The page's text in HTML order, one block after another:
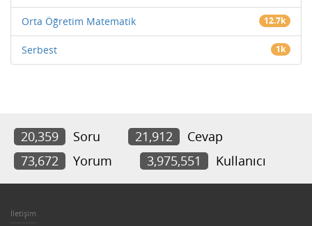
Orta Öğretim Matematik 12.7k
Serbest 1k
20,359 Soru 21,912
Cevap
73,672
Yorum 3,975,551 Kullanıcı
İletişim